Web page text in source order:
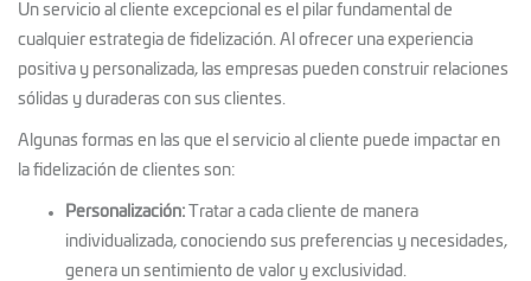
Un servicio al cliente excepcional es el pilar fundamental de
cualquier estrategia de fidelización. Al ofrecer una experiencia
positiva y personalizada, las empresas pueden construir relaciones
sólidas y duraderas con sus clientes.
Algunas formas en las que el servicio al cliente puede impactar en
la fidelización de clientes son:
Personalización: Tratar a cada cliente de manera
individualizada, conociendo sus preferencias y necesidades,
genera un sentimiento de valor y exclusividad.